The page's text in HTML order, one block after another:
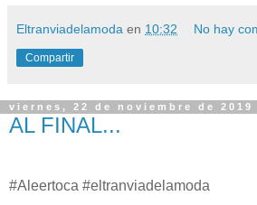
Eltranviadelamoda en 10:32 No hay
Compartir
viernes, 22 de noviembre de 2019
AL FINAL...
#Aleertoca #eltranviadelamoda